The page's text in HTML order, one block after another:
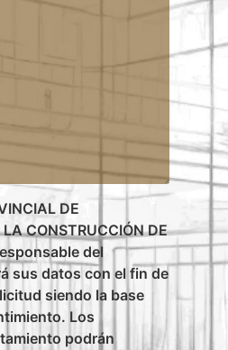
DE
LA CONSTRUCCIÓN DE
del
sus datos con el fin de
siendo la base
Los
podrán